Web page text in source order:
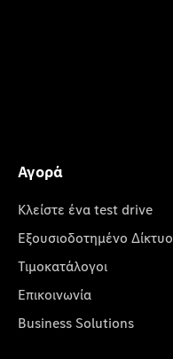
Αγορά
Κλείστε ένα test drive
Εξουσιοδοτημένο Δίκτυο
Τιμοκατάλογοι
Επικοινωνία
Business Solutions